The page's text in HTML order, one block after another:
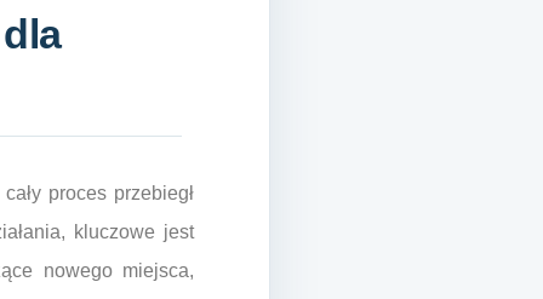
proces przebiegł
kluczowe jest
nowego miejsca,